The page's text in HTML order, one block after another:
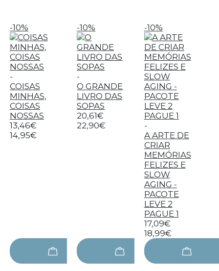
-10%
-
COISAS
MINHAS,
COISAS
NOSSAS
13,46€
14,95€
-10%
-
O GRANDE
LIVRO DAS
SOPAS
20,61€
22,90€
-10%
-
A ARTE DE
CRIAR
MEMÓRIAS
FELIZES E
SLOW
AGING -
PACOTE
LEVE 2
PAGUE 1
17,09€
18,99€